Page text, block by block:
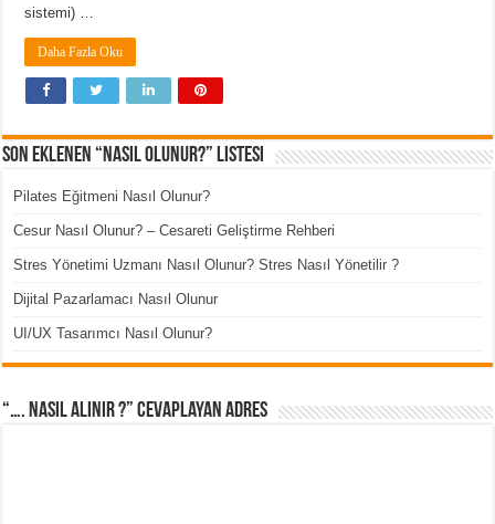
sistemi) …
Daha Fazla Oku
Son Eklenen “Nasıl Olunur?” Listesi
Pilates Eğitmeni Nasıl Olunur?
Cesur Nasıl Olunur? – Cesareti Geliştirme Rehberi
Stres Yönetimi Uzmanı Nasıl Olunur? Stres Nasıl Yönetilir ?
Dijital Pazarlamacı Nasıl Olunur
UI/UX Tasarımcı Nasıl Olunur?
“…. Nasıl Alınır ?” cevaplayan adres